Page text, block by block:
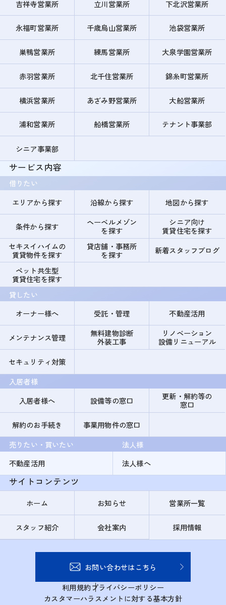
吉祥寺営業所 立川営業所 下北沢営業所
永福町営業所 千歳烏山営業所 池袋営業所
巣鴨営業所 練馬営業所 大泉学園営業所
赤羽営業所 北千住営業所 錦糸町営業所
横浜営業所 あざみ野営業所 大船営業所
浦和営業所 船橋営業所 テナント事業部
シニア事業部
サービス内容
借りたい
エリアから探す
沿線から探す 地図から探す
条件から探す
ヘーベルメゾン
を探す
シニア向け
賃貸住宅を探す
セキスイハイムの
賃貸物件を探す
貸店舗・事務所
を探す
新着スタッフブログ
ペット共生型
賃貸住宅を探す
貸したい
オーナー様へ
受託・管理 不動産活用
メンテナンス管理
無料建物診断
外装工事
リノベーション
設備リニューアル
セキュリティ対策
入居者様
入居者様へ
設備等の窓口
更新・解約等の
窓口
解約のお手続き
事業用物件の窓口
売りたい・買いたい
不動産活用
法人様
法人様へ
サイトコンテンツ
ホーム お知らせ 営業所一覧
スタッフ紹介 会社案内 採用情報
お問い合わせはこちら
利用規約プライバシーポリシー
カスタマーハラスメントに対する基本方針